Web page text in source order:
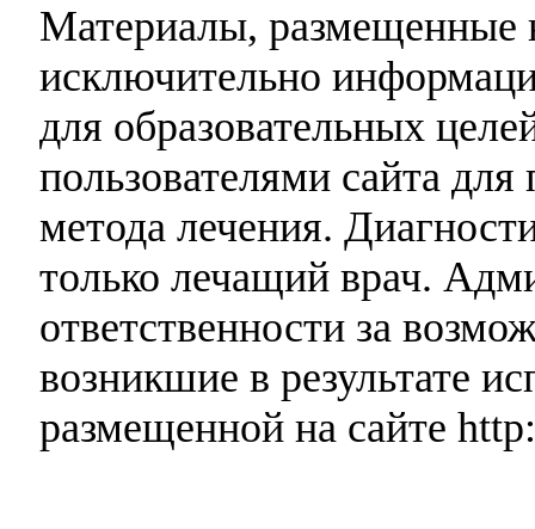
Материалы, размещенные
исключительно
для образовательных
пользователями сайта
метода лечения.
только лечащий врач.
ответственности за
возникшие в результате
размещенной на сайте